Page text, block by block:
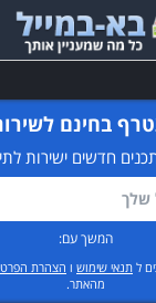
בחינם
חדשים ישירות
המשך עם:
ל תנאי שימוש ו הצהרת
מהאתר.